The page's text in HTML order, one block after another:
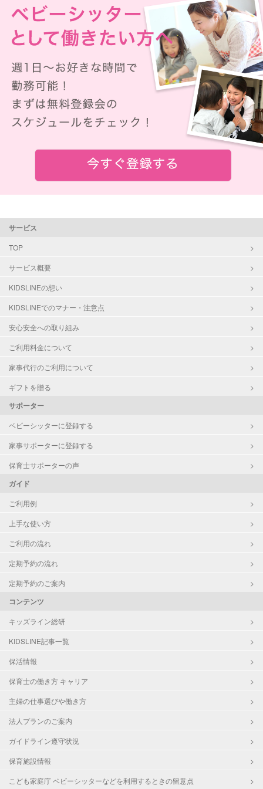
サービス
TOP
サービス概要
KIDSLINEの想い
KIDSLINEでのマナー・注意点
安心安全への取り組み
ご利用料金について
家事代行のご利用について
ギフトを贈る
サポーター
ベビーシッターに登録する
家事サポーターに登録する
保育士サポーターの声
ガイド
ご利用例
上手な使い方
ご利用の流れ
定期予約の流れ
定期予約のご案内
コンテンツ
キッズライン総研
KIDSLINE記事一覧
保活情報
保育士の働き方 キャリア
主婦の仕事選びや働き方
法人プランのご案内
ガイドライン遵守状況
保育施設情報
こども家庭庁 ベビーシッターなどを利用するときの留意点